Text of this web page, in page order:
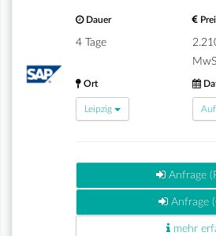
Dauer
4 Tage
Ort
Leipzig
Anfrage
Anfrage
mehr